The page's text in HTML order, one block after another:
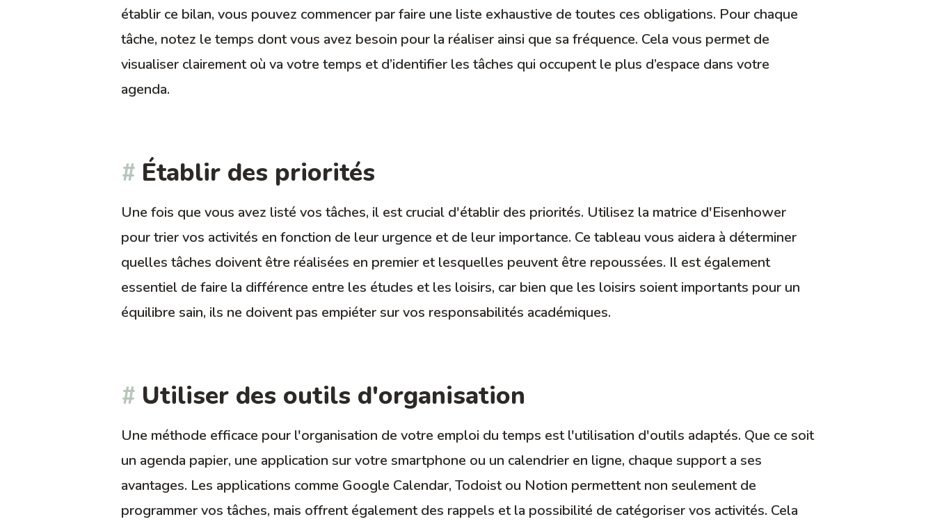
établir ce bilan, vous pouvez commencer par faire une liste exhaustive de toutes ces obligations. Pour chaque
tâche, notez le temps dont vous avez besoin pour la réaliser ainsi que sa fréquence. Cela vous permet de
visualiser clairement où va votre temps et d’identifier les tâches qui occupent le plus d’espace dans votre
agenda.
Établir des priorités
Une fois que vous avez listé vos tâches, il est crucial d'établir des priorités. Utilisez la matrice d'Eisenhower
pour trier vos activités en fonction de leur urgence et de leur importance. Ce tableau vous aidera à déterminer
quelles tâches doivent être réalisées en premier et lesquelles peuvent être repoussées. Il est également
essentiel de faire la différence entre les études et les loisirs, car bien que les loisirs soient importants pour un
équilibre sain, ils ne doivent pas empiéter sur vos responsabilités académiques.
Utiliser des outils d'organisation
Une méthode efficace pour l'organisation de votre emploi du temps est l'utilisation d'outils adaptés. Que ce soit
un agenda papier, une application sur votre smartphone ou un calendrier en ligne, chaque support a ses
avantages. Les applications comme Google Calendar, Todoist ou Notion permettent non seulement de
programmer vos tâches, mais offrent également des rappels et la possibilité de catégoriser vos activités. Cela